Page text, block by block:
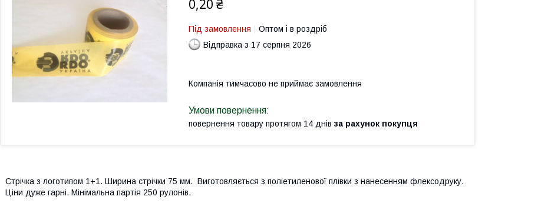
0,20 ₴
Під замовлення
Оптом і в роздріб
Відправка з 17 серпня 2026
Компанія тимчасово не приймає замовлення
повернення товару протягом 14 днів за рахунок покупця
Стрічка з логотипом 1+1. Ширина стрічки 75 мм. Виготовляється з поліетиленової плівки з нанесенням флексодруку.
Ціни дуже гарні. Мінімальна партія 250 рулонів.